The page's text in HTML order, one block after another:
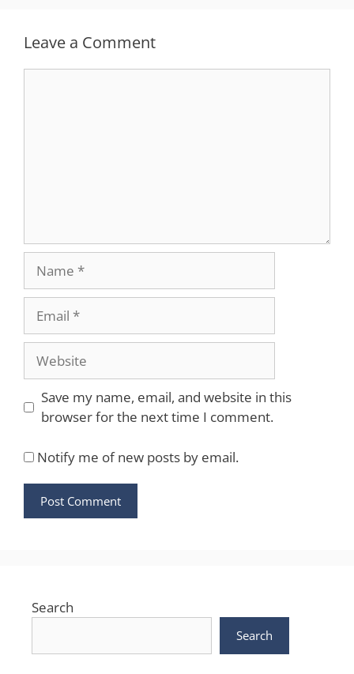
Leave a Comment
Website
Save my name, email, and website in this
browser for the next time I comment.
Notify me of new posts by email.
Search
Search